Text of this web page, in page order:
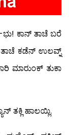
ಭು! ಕಾನ್ ತಾಚೆ ಬರೆ
ತಾಚೆ ಕಡೆನ್ ಉಲವ್ನ್
ಮಾರುಂಕ್ ತುಕಾ
ತಕ್ಲಿ ಹಾಲಯ್ಲಿ.